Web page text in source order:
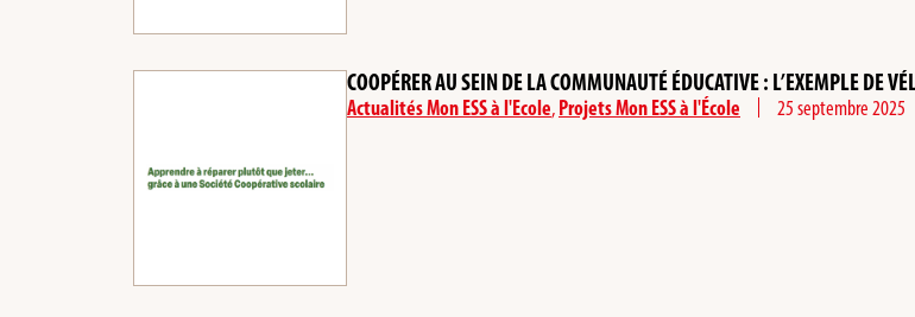
COOPÉRER AU SEIN DE LA COMMUNAUTÉ ÉDUCATIVE : L’EXEMPLE DE
Actualités Mon ESS à l'Ecole,Projets Mon ESS à l'École 25 septembre 2025